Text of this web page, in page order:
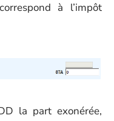
à l’impôt
la part exonérée,